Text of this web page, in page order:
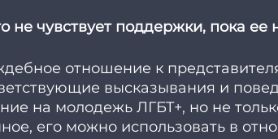
не чувствует поддержки, пока ее
отношение к
высказывания и
на молодежь ЛГБТ+, но не
его можно использовать в